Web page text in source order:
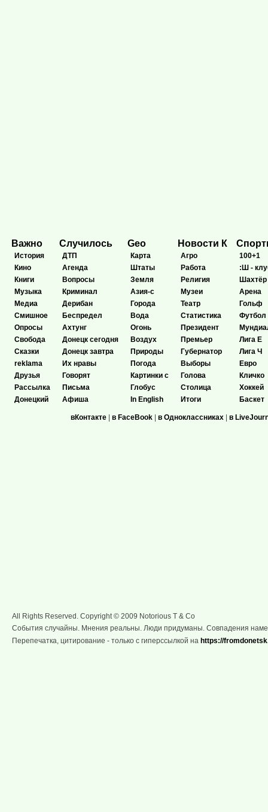
Важно
История
Кино
Книги
Музыка
Медиа
Смишное
Опросы
Свобода
Сказки
reklama
Друзья
Рассылка
Донецкий
Случилось
ДТП
Агенда
Вопросы
Криминал
Дерибан
Беспредел
Ахтунг
Донецк сегодня
Донецк завтра
Их нравы
Говорят
Письма
Афиша
Geo
Карта
Штаты
Земля
Азия-с
Города
Вода
Огонь
Воздух
Природы
Погода
Картинки с
Глобус
In English
Новости К
Агро
Работа
Религия
Музеи
Театр
Статистика
Президент
Премьер
Губернатор
Выборы
Голова
Столица
Итоги
100+1
:Ш -
Шахтёр
Арена
Гольф
Футбол
Лига Е
Лига Ч
Евро
Кличко
Хоккей
Баскет
вКонтакте | в FaceBook | в Одноклассниках | в
All Rights Reserved. Copyright © 2009 Notorious T & Co
События случайны. Мнения реальны. Люди придуманы. Совпадения
Перепечатка, цитирование - только с гиперссылкой на https://